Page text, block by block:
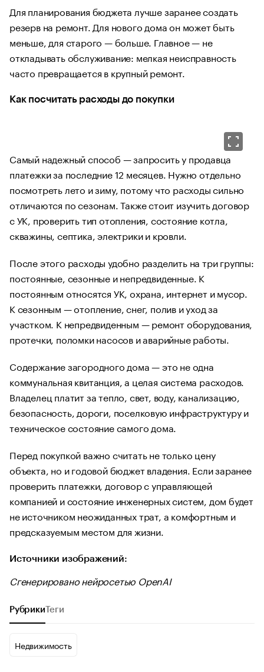
Для планирования бюджета лучше заранее создать
резерв на ремонт. Для нового дома он может быть
меньше, для старого — больше. Главное — не
откладывать обслуживание: мелкая неисправность
часто превращается в крупный ремонт.
Как посчитать расходы до покупки
Самый надежный способ — запросить у продавца
платежки за последние 12 месяцев. Нужно отдельно
посмотреть лето и зиму, потому что расходы сильно
отличаются по сезонам. Также стоит изучить договор
с УК, проверить тип отопления, состояние котла,
скважины, септика, электрики и кровли.
После этого расходы удобно разделить на три группы:
постоянные, сезонные и непредвиденные. К
постоянным относятся УК, охрана, интернет и мусор.
К сезонным — отопление, снег, полив и уход за
участком. К непредвиденным — ремонт оборудования,
протечки, поломки насосов и аварийные работы.
Содержание загородного дома — это не одна
коммунальная квитанция, а целая система расходов.
Владелец платит за тепло, свет, воду, канализацию,
безопасность, дороги, поселковую инфраструктуру и
техническое состояние самого дома.
Перед покупкой важно считать не только цену
объекта, но и годовой бюджет владения. Если заранее
проверить платежки, договор с управляющей
компанией и состояние инженерных систем, дом будет
не источником неожиданных трат, а комфортным и
предсказуемым местом для жизни.
Источники изображений:
Сгенерировано нейросетью OpenAI
Рубрики Теги
Недвижимость